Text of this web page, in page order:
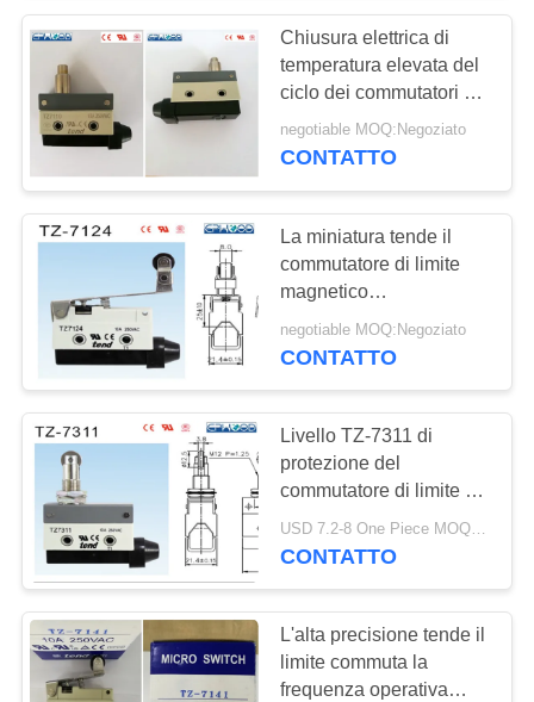
valvola a
saracinesca
dell'acqua
18
valvola di globo
dell'acciaio
inossidabile
valvola a farfalla
dell'acqua
17
Chiusura elettrica di
temperatura elevata del
ciclo dei commutatori di
limite di sicurezza
doppia
negotiable MOQ:Negoziato
CONTATTO
La miniatura tende il
commutatore di limite
magnetico
dell'interruttore di
posizione con la leva
negotiable MOQ:Negoziato
CONTATTO
Livello TZ-7311 di
protezione del
commutatore di limite di
sicurezza di Crane Micro
Tend Limit Switch della
USD 7.2-8 One Piece MOQ:20PCS-40PCS
CONTATTO
L'alta precisione tende il
limite commuta la
frequenza operativa